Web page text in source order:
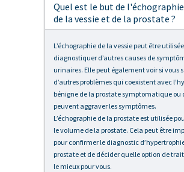
Quel est le but de l'échographie
de la vessie et de la prostate ?
L’échographie de la vessie peut être
diagnostiquer d’autres causes de
urinaires. Elle peut également voir si vous
d’autres problèmes qui coexistent avec
bénigne de la prostate symptomatique ou
peuvent aggraver les symptômes.
L’échographie de la prostate est utilisée
le volume de la prostate. Cela peut être
pour confirmer le diagnostic
prostate et de décider quelle option de
le mieux pour vous.